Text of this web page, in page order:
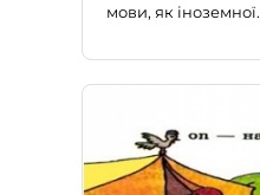
мови, як іноземної.